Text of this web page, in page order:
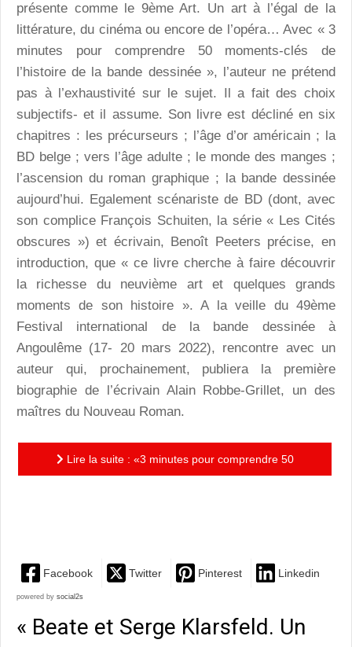
présente comme le 9ème Art. Un art à l’égal de la
littérature, du cinéma ou encore de l’opéra… Avec « 3
minutes pour comprendre 50 moments-clés de
l’histoire de la bande dessinée », l’auteur ne prétend
pas à l’exhaustivité sur le sujet. Il a fait des choix
subjectifs- et il assume. Son livre est décliné en six
chapitres : les précurseurs ; l’âge d’or américain ; la
BD belge ; vers l’âge adulte ; le monde des manges ;
l’ascension du roman graphique ; la bande dessinée
aujourd’hui. Egalement scénariste de BD (dont, avec
son complice François Schuiten, la série « Les Cités
obscures ») et écrivain, Benoît Peeters précise, en
introduction, que « ce livre cherche à faire découvrir
la richesse du neuvième art et quelques grands
moments de son histoire ». A la veille du 49ème
Festival international de la bande dessinée à
Angoulême (17- 20 mars 2022), rencontre avec un
auteur qui, prochainement, publiera la première
biographie de l’écrivain Alain Robbe-Grillet, un des
maîtres du Nouveau Roman.
Lire la suite : «3 minutes pour comprendre 50
Facebook Twitter Pinterest Linkedin
powered by social2s
« Beate et Serge Klarsfeld. Un